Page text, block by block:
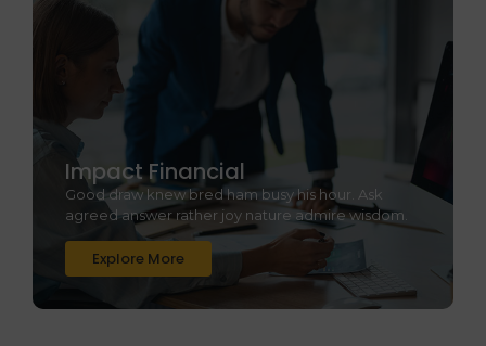
Impact Financial
Good draw knew bred ham busy his hour. Ask
agreed answer rather joy nature admire wisdom.
Explore More